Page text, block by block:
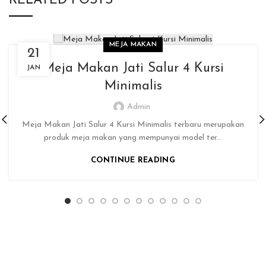
21
JAN
MEJA MAKAN
Meja Makan Jati Salur 4 Kursi
Minimalis
Admin
Meja Makan Jati Salur 4 Kursi Minimalis terbaru merupakan
produk meja makan yang mempunyai model ter...
CONTINUE READING